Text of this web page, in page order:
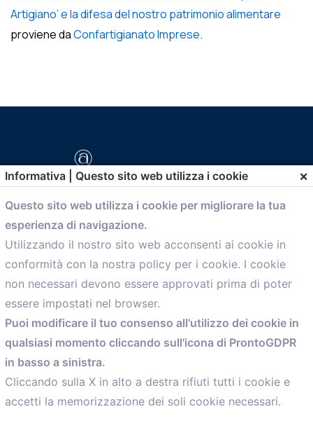
Artigiano’ e la difesa del nostro patrimonio alimentare
proviene daConfartigianato Imprese.
comunicazione@confartigianato.bo.it
Menù
Home
Servizi
Convenzioni
Voce delle Nostre aziende
Informazioni Ex L. 124/2017
News
Informativa | Questo sito web utilizza i cookie ×
Questo sito web utilizza i cookie per migliorare la tua
esperienza di navigazione.
Utilizzando il nostro sito web acconsenti ai cookie in
conformità con la nostra policy per i cookie. I cookie
non necessari devono essere approvati prima di poter
essere impostati nel browser.
Puoi modificare il tuo consenso all'utilizzo dei cookie in
qualsiasi momento cliccando sull'icona di ProntoGDPR
in basso a sinistra.
Cliccando sulla X in alto a destra rifiuti tutti i cookie e
accetti la memorizzazione dei soli cookie necessari.